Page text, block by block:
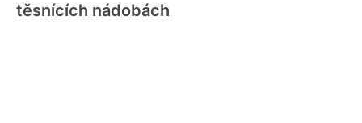
těsnících nádobách